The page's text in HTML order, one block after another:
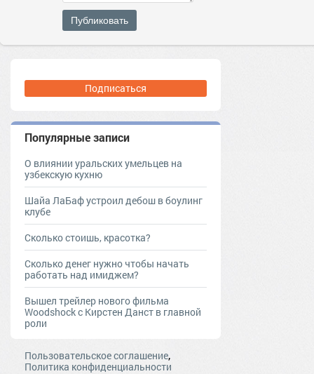
Публиковать
Подписаться
Популярные записи
О влиянии уральских умельцев на
узбекскую кухню
Шайа ЛаБаф устроил дебош в боулинг
клубе
Сколько стоишь, красотка?
Сколько денег нужно чтобы начать
работать над имиджем?
Вышел трейлер нового фильма
Woodshock с Кирстен Данст в главной
роли
Пользовательское соглашение,
Политика конфиденциальности